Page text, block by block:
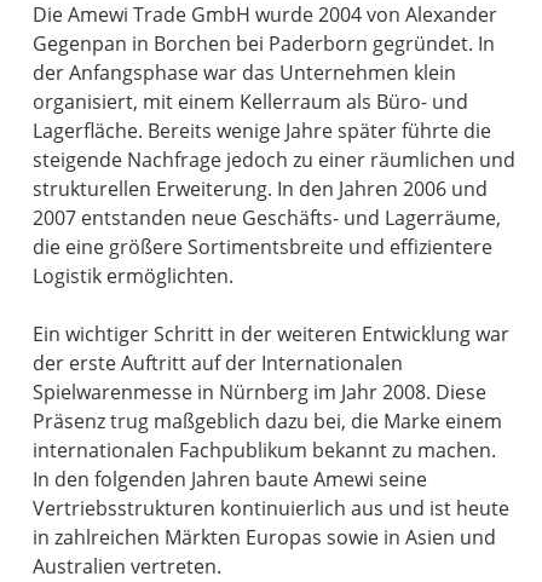
Die Amewi Trade GmbH wurde 2004 von Alexander
Gegenpan in Borchen bei Paderborn gegründet. In
der Anfangsphase war das Unternehmen klein
organisiert, mit einem Kellerraum als Büro- und
Lagerfläche. Bereits wenige Jahre später führte die
steigende Nachfrage jedoch zu einer räumlichen und
strukturellen Erweiterung. In den Jahren 2006 und
2007 entstanden neue Geschäfts- und Lagerräume,
die eine größere Sortimentsbreite und effizientere
Logistik ermöglichten.
Ein wichtiger Schritt in der weiteren Entwicklung war
der erste Auftritt auf der Internationalen
Spielwarenmesse in Nürnberg im Jahr 2008. Diese
Präsenz trug maßgeblich dazu bei, die Marke einem
internationalen Fachpublikum bekannt zu machen.
In den folgenden Jahren baute Amewi seine
Vertriebsstrukturen kontinuierlich aus und ist heute
in zahlreichen Märkten Europas sowie in Asien und
Australien vertreten.